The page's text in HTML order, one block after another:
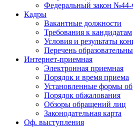
Федеральный закон №44-
Кадры
Вакантные должности
Требования к кандидатам
Условия и результаты
Перечень
Интернет-приемная
Электронная приемная
Порядок и время приема
Установленные формы
Порядок обжалования
Обзоры обращений лиц
Законодательная карта
Оф. выступления